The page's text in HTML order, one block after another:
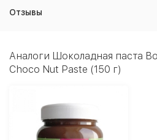
Отзывы
Аналоги Шоколадная паста
Choco Nut Paste (150 г)